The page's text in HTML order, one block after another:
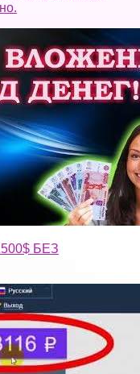
БЕЗ